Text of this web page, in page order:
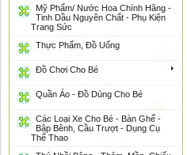
Mỹ Phẩm/ Nước Hoa Chính Hãng -
Tinh Dầu Nguyên Chất - Phụ Kiện
Trang Sức
Thực Phẩm, Đồ Uống
Đồ Chơi Cho Bé
Quần Áo - Đồ Dùng Cho Bé
Các Loại Xe Cho Bé - Bàn Ghế -
Bập Bênh, Cầu Trượt - Dụng Cụ
Thể Thao